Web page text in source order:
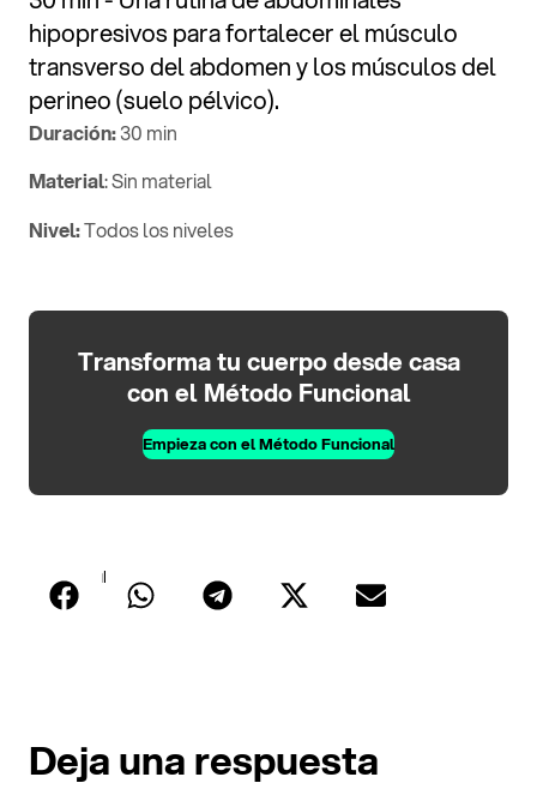
hipopresivos para fortalecer el músculo
transverso del abdomen y los músculos del
perineo (suelo pélvico).
Duración:30 min
Material: Sin material
Nivel:Todos los niveles
Transforma tu cuerpo desde casa
con el Método Funcional
Empieza con el Método Funcional
Compartir
Deja una respuesta